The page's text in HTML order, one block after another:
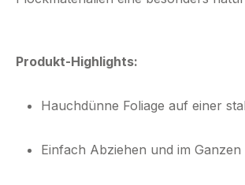
Produkt-Highlights:
Hauchdünne Foliage auf einer
Einfach Abziehen und im